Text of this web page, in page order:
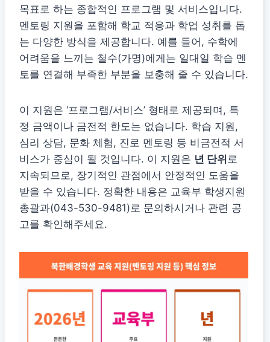
목표로 하는 종합적인 프로그램 및 서비스입니다.
멘토링 지원을 포함해 학교 적응과 학업 성취를 돕
는 다양한 방식을 제공합니다. 예를 들어, 수학에
어려움을 느끼는 철수(가명)에게는 일대일 학습 멘
토를 연결해 부족한 부분을 보충해 줄 수 있습니다.
이 지원은 ‘프로그램/서비스’ 형태로 제공되며, 특
정 금액이나 금전적 한도는 없습니다. 학습 지원,
심리 상담, 문화 체험, 진로 멘토링 등 비금전적 서
비스가 중심이 될 것입니다. 이 지원은 년 단위 로
지속되므로, 장기적인 관점에서 안정적인 도움을
받을 수 있습니다. 정확한 내용은 교육부 학생지원
총괄과(043-530-9481)로 문의하시거나 관련 공
고를 확인해주세요.